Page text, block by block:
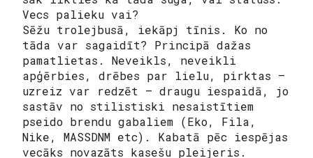
Vecs palieku vai?
Sēžu trolejbusā, iekāpj tīnis. Ko no
tāda var sagaidīt? Principā dažas
pamatlietas. Neveikls, neveikli
apģērbies, drēbes par lielu, pirktas –
uzreiz var redzēt – draugu iespaidā, jo
sastāv no stilistiski nesaistītiem
pseido brendu gabaliem (Eko, Fila,
Nike, MASSDNM etc). Kabatā pēc iespējas
vecāks novazāts kasešu pleijeris.